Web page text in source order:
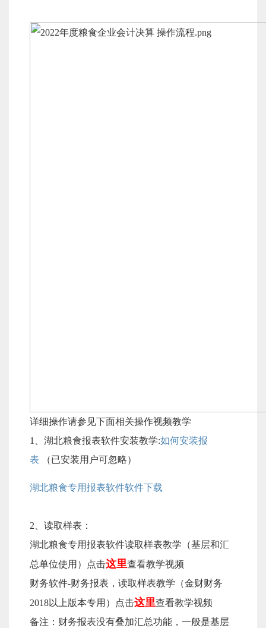
详细操作请参见下面相关操作视频教学
1、湖北粮食报表软件安装教学:如何安装报
表
（已安装用户可忽略）
湖北粮食专用报表软件软件下载
2、读取样表：
湖北粮食专用报表软件读取样表教学（基层和汇
总单位使用）点击这里查看教学视频
财务软件-财务报表，读取样表教学（金财财务
2018以上版本专用）点击这里查看教学视频
备注：财务报表没有叠加汇总功能，一般是基层